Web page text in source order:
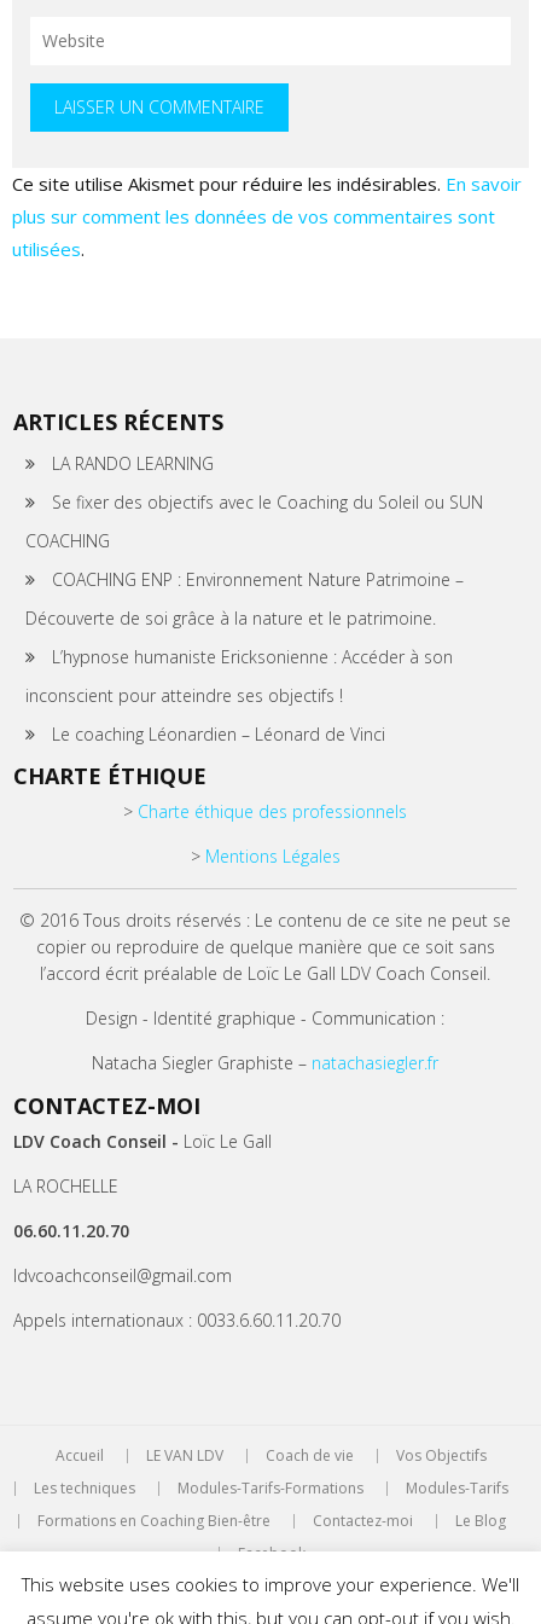
Ce site utilise Akismet pour réduire les indésirables. En savoir
plus sur comment les données de vos commentaires sont
utilisées.
ARTICLES RÉCENTS
LA RANDO LEARNING
Se fixer des objectifs avec le Coaching du Soleil ou SUN
COACHING
COACHING ENP : Environnement Nature Patrimoine –
Découverte de soi grâce à la nature et le patrimoine.
L’hypnose humaniste Ericksonienne : Accéder à son
inconscient pour atteindre ses objectifs !
Le coaching Léonardien – Léonard de Vinci
CHARTE ÉTHIQUE
> Charte éthique des professionnels
> Mentions Légales
© 2016 Tous droits réservés : Le contenu de ce site ne peut se
copier ou reproduire de quelque manière que ce soit sans
l’accord écrit préalable de Loïc Le Gall LDV Coach Conseil.
Design - Identité graphique - Communication :
Natacha Siegler Graphiste – natachasiegler.fr
CONTACTEZ-MOI
LDV Coach Conseil - Loïc Le Gall
LA ROCHELLE
06.60.11.20.70
ldvcoachconseil@gmail.com
Appels internationaux : 0033.6.60.11.20.70
Accueil LE VAN LDV Coach de vie
Vos Objectifs
Les techniques
Modules-Tarifs-Formations
Modules-Tarifs
Formations en Coaching Bien-être
Contactez-moi
Le Blog
Facebook
WordPress Theme:AccessPress Root by AccessPress Themes
This website uses cookies to improve your experience. We'll
assume you're ok with this, but you can opt-out if you wish.